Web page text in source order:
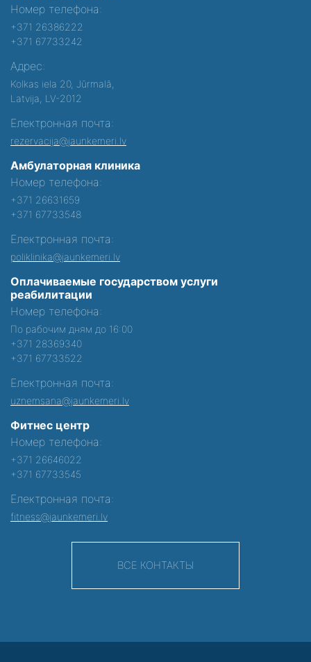
Номер телефона:
+371 26386222
+371 67733242
Адрес:
Kolkas iela 20, Jūrmalā,
Latvija, LV-2012
Електронная почта:
rezervacija@jaunkemeri.lv
Амбулаторная клиника
Номер телефона:
+371 26631659
+371 67733548
Електронная почта:
poliklinika@jaunkemeri.lv
Оплачиваемые государством услуги
реабилитации
Номер телефона:
По рабочим дням до 16:00
+371 28369340
+371 67733522
Електронная почта:
uznemsana@jaunkemeri.lv
Фитнес центр
Номер телефона:
+371 26646022
+371 67733545
Електронная почта:
fitness@jaunkemeri.lv
ВСЕ КОНТАКТЫ